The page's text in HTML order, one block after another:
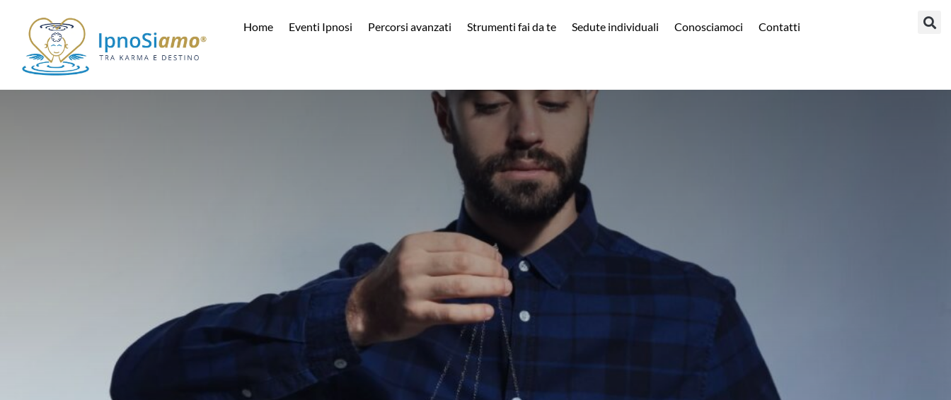
contenuto
Home Eventi Ipnosi Percorsi avanzati Strumenti fai da te Sedute individuali Conosciamoci Contatti